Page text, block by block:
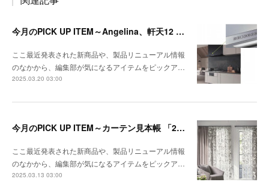
今月のPICK UP ITEM～Angelina、軒天12 トリスタ
ここ最近発表された新商品や、製品リニューアル情報
のなかから、編集部が気になるアイテムをピックア…
2025.03.20 03:00
今月のPICK UP ITEM～カーテン見本帳 「2024-2028 ストリングス」、『RIVIERA TILE COLLECTION 2024-2025 LINEUP CATALOGUE VOL.2
ここ最近発表された新商品や、製品リニューアル情報
のなかから、編集部が気になるアイテムをピックア…
2025.03.13 03:00